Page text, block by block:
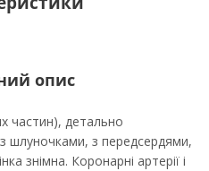
опис
частин), детально
шлуночками, з передсердями,
знімна. Коронарні артерії і